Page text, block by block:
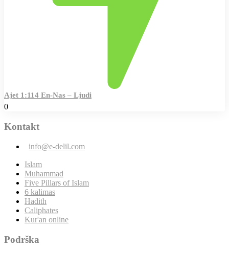
Ajet 1:114 En-Nas – Ljudi
0
Kontakt
info@e-delil.com
Islam
Muhammad
Five Pillars of Islam
6 kalimas
Hadith
Caliphates
Kur'an online
Podrška